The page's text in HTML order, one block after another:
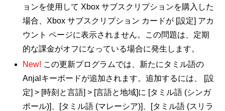
ョンを使用して Xbox サブスクリプションを購入した
場合、Xbox サブスクリプション カードが [設定] アカ
ウント ページに表示されません。この問題は、定期
的な課金がオフになっている場合に発生します。
New! この更新プログラムでは、新たにタミル語の
Anjalキーボードが追加されます。追加するには、 [設
定] > [時刻と言語] > [言語と地域]に [タミル語 (シンガ
ポール)]、[タミル語 (マレーシア)]、[タミル語 (スリラ